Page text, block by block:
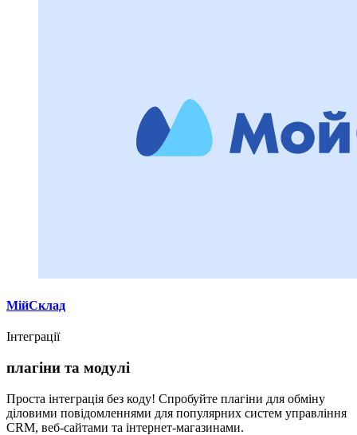
МійСклад
Інтеграції
плагіни та модулі
Проста інтеграція без коду! Спробуйте плагіни для обміну
діловими повідомленнями для популярних систем управління
CRM, веб-сайтами та інтернет-магазинами.